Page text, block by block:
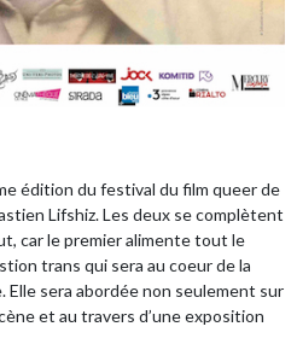
édition du festival du film queer de
Lifshiz. Les deux se complètent
car le premier alimente tout le
trans qui sera au coeur de la
sera abordée non seulement sur
et au travers d’une exposition